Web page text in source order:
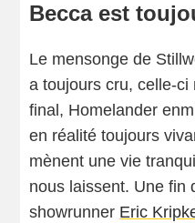
Becca est
Le mensonge de
a toujours cru, celle-ci
final, Homelander
en réalité toujours
mènent une vie
nous laissent. Une fin
showrunner Eric